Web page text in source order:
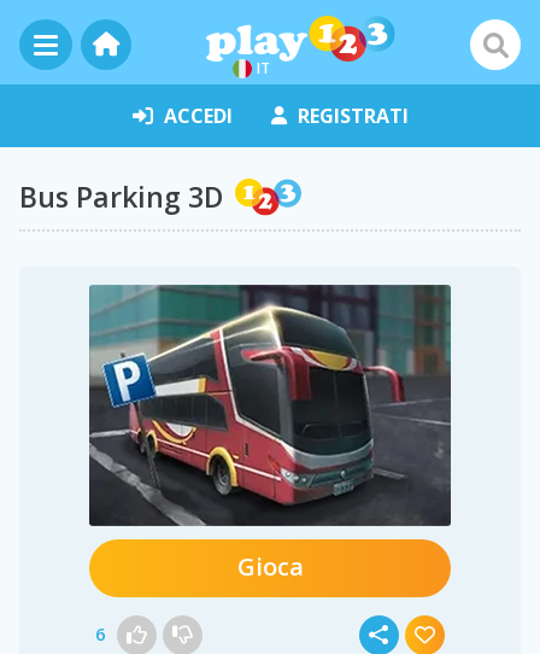
IT
ACCEDI REGISTRATI
Bus Parking 3D
Gioca
6